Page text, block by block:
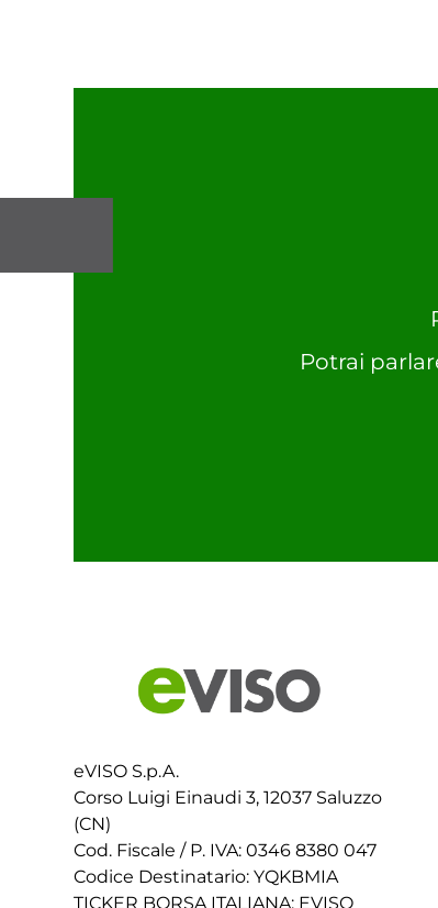
Potrai
eVISO S.p.A.
Corso Luigi Einaudi 3, 12037 Saluzzo
(CN)
Cod. Fiscale / P. IVA: 0346 8380 047
Codice Destinatario: YQKBMIA
TICKER BORSA ITALIANA: EVISO